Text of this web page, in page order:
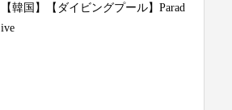
【韓国】【ダイビングプール】Parad
ive